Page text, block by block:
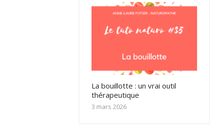
La bouillotte : un vrai outil
thérapeutique
3 mars 2026